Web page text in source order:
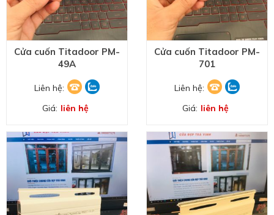
Cửa cuốn Titadoor PM-
49A
Liên hệ:
Giá: liên hệ
Cửa cuốn Titadoor PM-
701
Liên hệ:
Giá: liên hệ